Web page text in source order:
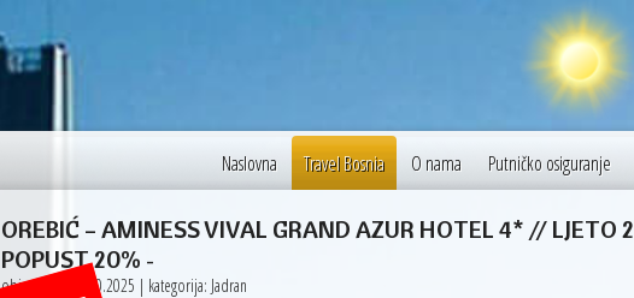
Naslovna Travel Bosnia O nama Putničko osiguranje
OREBIĆ – AMINESS VIVAL GRAND AZUR HOTEL 4* // LJETO
POPUST 20% -
objavljeno: 20.10.2025 | kategorija: Jadran